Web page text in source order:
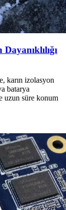
karın izolasyon
batarya
uzun süre konum